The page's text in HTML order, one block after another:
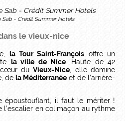
Sab - Crédit Summer Hotels
le vieux-nice
la Tour Saint-François offre un
la ville de Nice. Haute de 42
cœur duVieux-Nice , elle domine
de la Méditerranée et de l’arrière-
époustouflant, il faut le mériter !
l’escalier en colimaçon au rythme